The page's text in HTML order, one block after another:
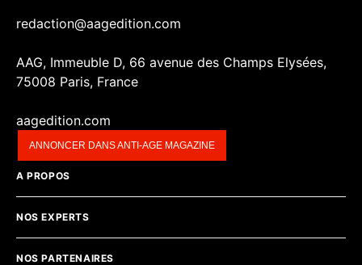
redaction@aagedition.com
AAG, Immeuble D, 66 avenue des Champs Elysées,
75008 Paris, France
aagedition.com
ANNONCER DANS ANTI-AGE MAGAZINE
A PROPOS
NOS EXPERTS
NOS PARTENAIRES